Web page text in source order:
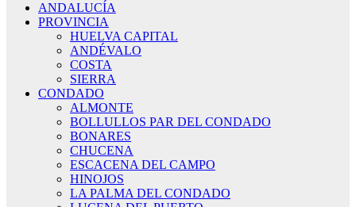
ANDALUCÍA
PROVINCIA
HUELVA CAPITAL
ANDÉVALO
COSTA
SIERRA
CONDADO
ALMONTE
BOLLULLOS PAR DEL CONDADO
BONARES
CHUCENA
ESCACENA DEL CAMPO
HINOJOS
LA PALMA DEL CONDADO